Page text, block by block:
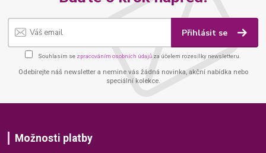
Přihlásit se
Souhlasím se zpracováním osobních údajů za účelem rozesílky newsletteru.
Odebírejte náš newsletter a nemine vás žádná novinka, akční nabídka nebo
speciální kolekce.
Možnosti platby